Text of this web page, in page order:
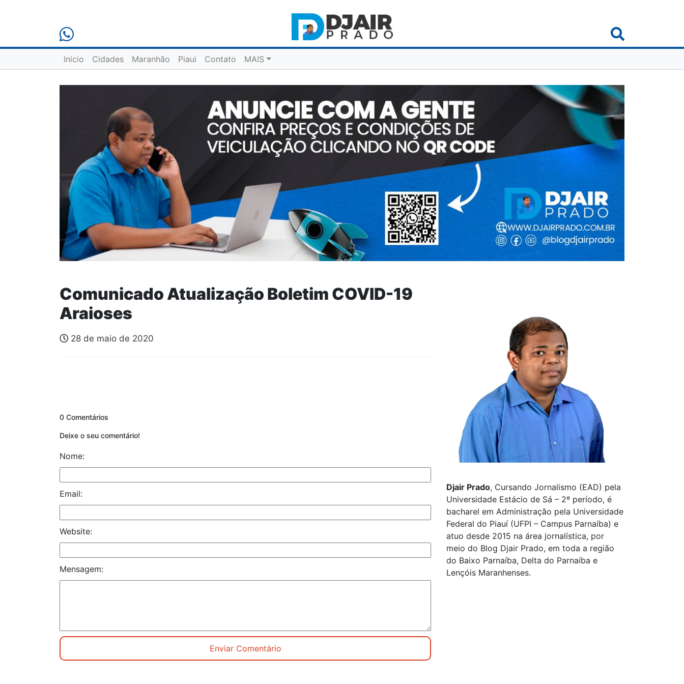
Inicio Cidades Maranhão Piaui Contato MAIS
Comunicado Atualização Boletim COVID-19
Araioses
28 de maio de 2020
0 Comentários
Deixe o seu comentário!
Nome:
Email:
Website:
Mensagem:
Djair Prado, Cursando Jornalismo (EAD) pela
Universidade Estácio de Sá – 2º período, é
bacharel em Administração pela Universidade
Federal do Piauí (UFPI – Campus Parnaíba) e
atuo desde 2015 na área jornalística, por
meio do Blog Djair Prado, em toda a região
do Baixo Parnaíba, Delta do Parnaíba e
Lençóis Maranhenses.